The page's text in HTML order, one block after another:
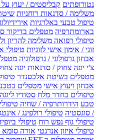
נטורופתים קבליסטים / יעוץ
משלימה / סדנאות רוחניות
טיפול טבעי באלרגיות
בארומתרפיה מטפלים בדיקור
טיפולי רפואה משלימה להריון
זוגי / אימון אישי לזוגיות טיפולי
אבחון גרפולוגי / גרפולוגיה
צ'י יוגה צחוק / סדנאות יוגה
מטפלים בשיטת אלכסנדר
אבחון ויעוץ אישי מטפלים
טיפולים בחדר מלח סטודיו
טבע הידרותרפיה / שחיה
/ סוגסטיה טיפולי רולפינג /
טיפולי גוף נפש רוח טיפולי
טיפולי איזון אנרגטי אורה